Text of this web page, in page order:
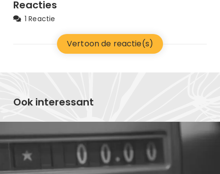
Reacties
1 Reactie
Vertoon de reactie(s)
Ook interessant